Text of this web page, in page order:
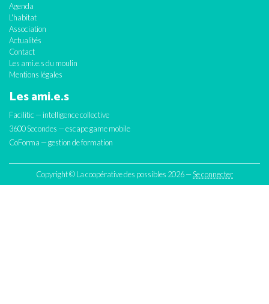
Agenda
L'habitat
Association
Actualités
Contact
Les ami.e.s du moulin
Mentions légales
Les ami.e.s
Facilitic — intelligence collective
3600 Secondes — escape game mobile
CoForma — gestion de formation
Copyright © La coopérative des possibles 2026 —Se connecter